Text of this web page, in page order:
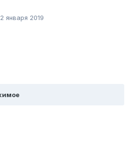
января 2019